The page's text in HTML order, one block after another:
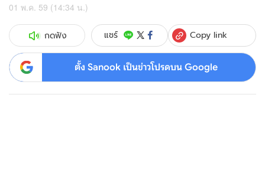
01 พ.ค. 59 (14:34 น.)
กดฟัง แชร์ Copy link
ตั้ง Sanook เป็นข่าวโปรดบน Google